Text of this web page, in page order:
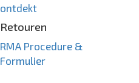
ontdekt
Retouren
RMA Procedure &
Formulier